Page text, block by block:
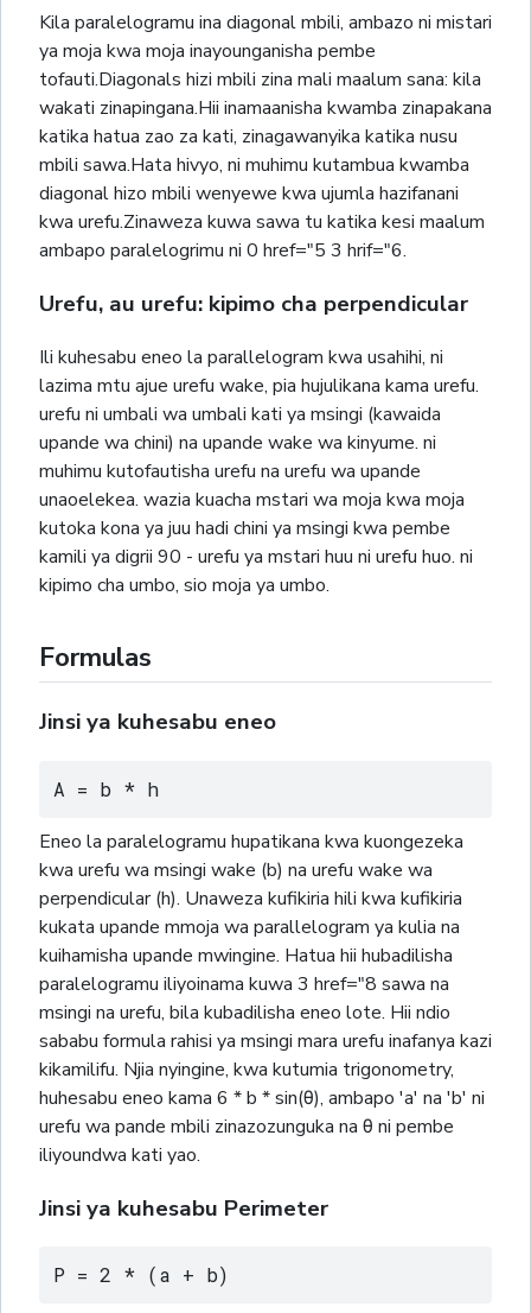
Kila paralelogramu ina diagonal mbili, ambazo ni mistari
ya moja kwa moja inayounganisha pembe
tofauti.Diagonals hizi mbili zina mali maalum sana: kila
wakati zinapingana.Hii inamaanisha kwamba zinapakana
katika hatua zao za kati, zinagawanyika katika nusu
mbili sawa.Hata hivyo, ni muhimu kutambua kwamba
diagonal hizo mbili wenyewe kwa ujumla hazifanani
kwa urefu.Zinaweza kuwa sawa tu katika kesi maalum
ambapo paralelogrimu ni 0 href="5 3 hrif="6.
Urefu, au urefu: kipimo cha perpendicular
Ili kuhesabu eneo la parallelogram kwa usahihi, ni
lazima mtu ajue urefu wake, pia hujulikana kama urefu.
urefu ni umbali wa umbali kati ya msingi (kawaida
upande wa chini) na upande wake wa kinyume. ni
muhimu kutofautisha urefu na urefu wa upande
unaoelekea. wazia kuacha mstari wa moja kwa moja
kutoka kona ya juu hadi chini ya msingi kwa pembe
kamili ya digrii 90 - urefu ya mstari huu ni urefu huo. ni
kipimo cha umbo, sio moja ya umbo.
Formulas
Jinsi ya kuhesabu eneo
A = b * h
Eneo la paralelogramu hupatikana kwa kuongezeka
kwa urefu wa msingi wake (b) na urefu wake wa
perpendicular (h). Unaweza kufikiria hili kwa kufikiria
kukata upande mmoja wa parallelogram ya kulia na
kuihamisha upande mwingine. Hatua hii hubadilisha
paralelogramu iliyoinama kuwa 3 href="8 sawa na
msingi na urefu, bila kubadilisha eneo lote. Hii ndio
sababu formula rahisi ya msingi mara urefu inafanya kazi
kikamilifu. Njia nyingine, kwa kutumia trigonometry,
huhesabu eneo kama 6 * b * sin(θ), ambapo 'a' na 'b' ni
urefu wa pande mbili zinazozunguka na θ ni pembe
iliyoundwa kati yao.
Jinsi ya kuhesabu Perimeter
P = 2 * (a + b)